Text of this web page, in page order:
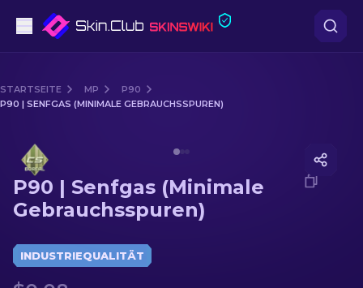
Mittelklasse
Scharfschützengewehr
Handschuh
STARTSEITE MP
P90
P90 | SENFGAS (MINIMALE GEBRAUCHSSPUREN)
P90 | Senfgas (Minimale
Gebrauchsspuren)
INDUSTRIEQUALITÄT